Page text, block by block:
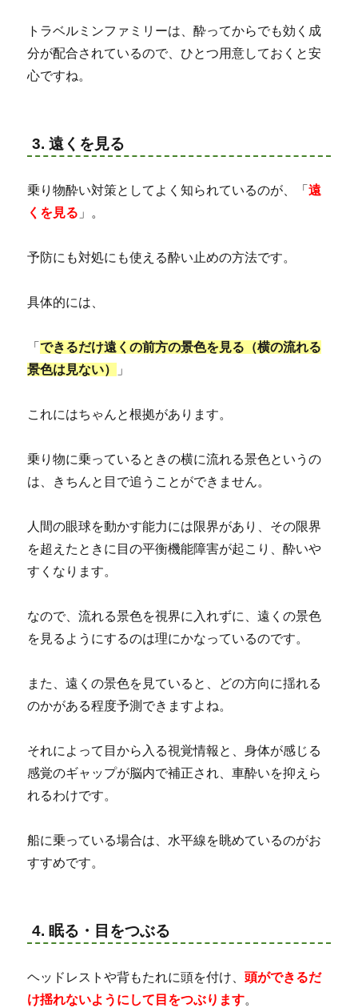
トラベルミンファミリーは、酔ってからでも効く成
分が配合されているので、ひとつ用意しておくと安
心ですね。
3. 遠くを見る
乗り物酔い対策としてよく知られているのが、「遠
くを見る 」。
予防にも対処にも使える酔い止めの方法です。
具体的には、
「できるだけ遠くの前方の景色を見る（横の流れる
景色は見ない）
」
これにはちゃんと根拠があります。
乗り物に乗っているときの横に流れる景色というの
は、きちんと目で追うことができません。
人間の眼球を動かす能力には限界があり、その限界
を超えたときに目の平衡機能障害が起こり、酔いや
すくなります。
なので、流れる景色を視界に入れずに、遠くの景色
を見るようにするのは理にかなっているのです。
また、遠くの景色を見ていると、どの方向に揺れる
のかがある程度予測できますよね。
それによって目から入る視覚情報と、身体が感じる
感覚のギャップが脳内で補正され、車酔いを抑えら
れるわけです。
船に乗っている場合は、水平線を眺めているのがお
すすめです。
4. 眠る・目をつぶる
ヘッドレストや背もたれに頭を付け、頭ができるだ
け揺れないようにして目をつぶります。